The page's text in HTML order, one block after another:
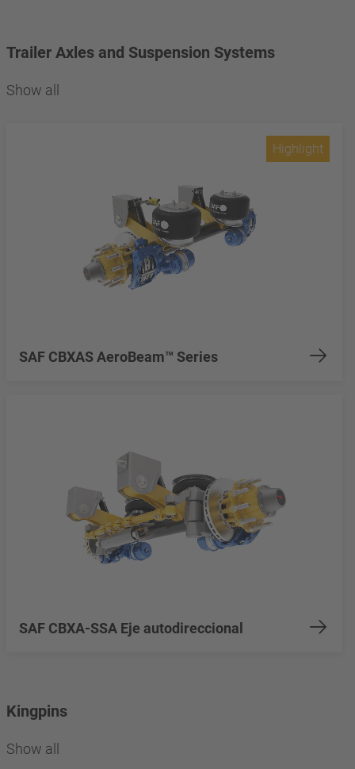
Trailer Axles and Suspension Systems
Show all
SAF CBXAS AeroBeam™ Series
Highlight
SAF CBXA-SSA Eje autodireccional
Kingpins
Show all